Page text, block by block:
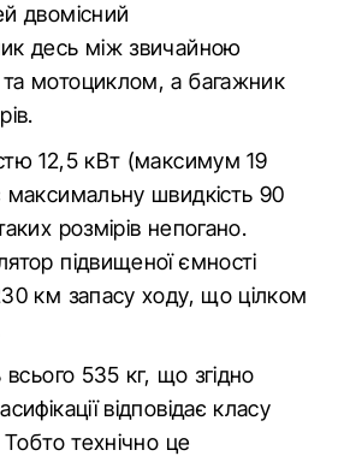
двомісний
десь між звичайною
мотоциклом, а багажник
12,5 кВт (максимум 19
максимальну швидкість 90
розмірів непогано.
підвищеної ємності
км запасу ходу, що цілком
535 кг, що згідно
відповідає класу
Тобто технічно це